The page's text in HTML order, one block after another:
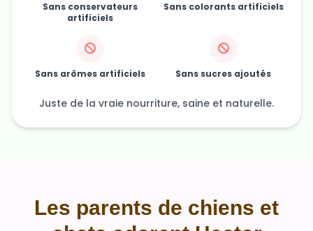
Sans conservateurs
artificiels
Sans colorants artificiels
Sans arômes artificiels Sans sucres ajoutés
Juste de la vraie nourriture, saine et naturelle.
Les parents de chiens et